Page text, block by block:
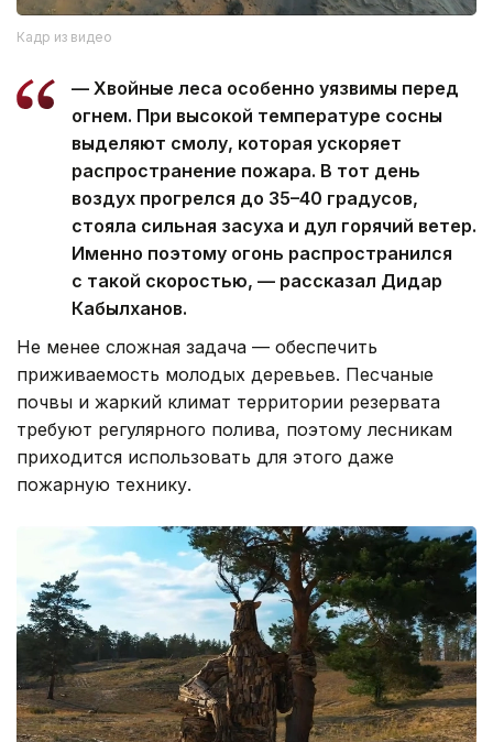
Кадр из видео
— Хвойные леса особенно уязвимы перед
огнем. При высокой температуре сосны
выделяют смолу, которая ускоряет
распространение пожара. В тот день
воздух прогрелся до 35–40 градусов,
стояла сильная засуха и дул горячий ветер.
Именно поэтому огонь распространился
с такой скоростью, — рассказал Дидар
Кабылханов.
Не менее сложная задача — обеспечить
приживаемость молодых деревьев. Песчаные
почвы и жаркий климат территории резервата
требуют регулярного полива, поэтому лесникам
приходится использовать для этого даже
пожарную технику.